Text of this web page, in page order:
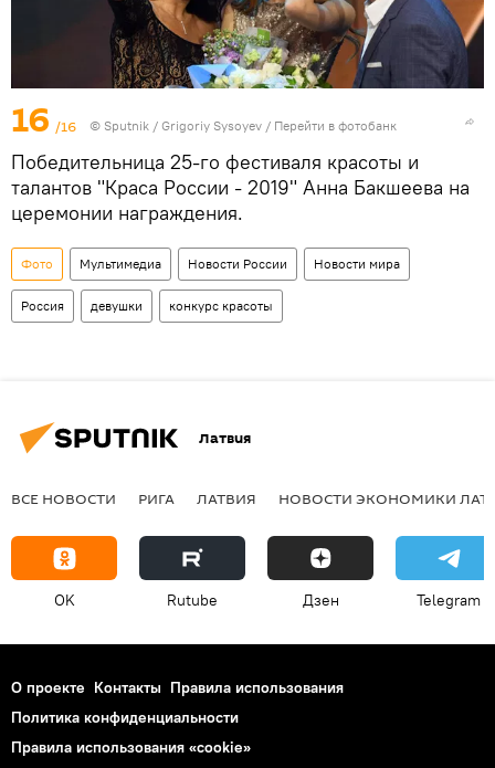
16 /16 © Sputnik / Grigoriy Sysoyev / Перейти в фотобанк
Победительница 25-го фестиваля красоты и
талантов "Краса России - 2019" Анна Бакшеева на
церемонии награждения.
Фото Мультимедиа Новости России Новости мира
Россия девушки конкурс красоты
Латвия
ВСЕ НОВОСТИ РИГА ЛАТВИЯ НОВОСТИ ЭКОНОМИКИ
OK Rutube Дзен Telegram
О проекте Контакты Правила использования
Политика конфиденциальности
Правила использования «cookie»